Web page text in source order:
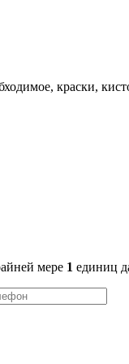
краски,
мере 1 единиц